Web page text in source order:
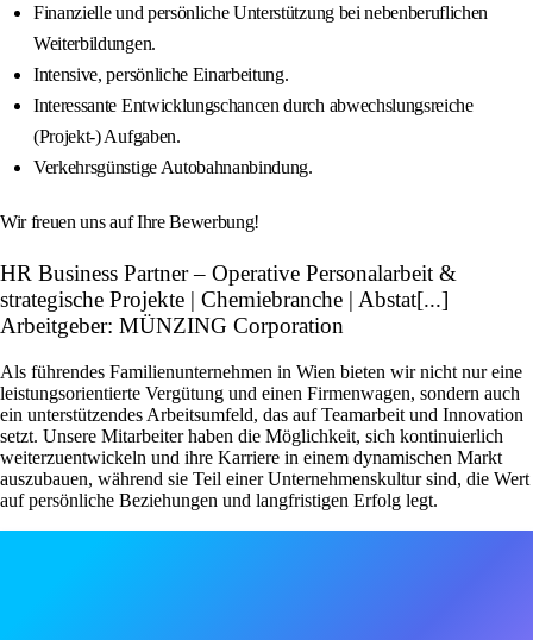
Finanzielle und persönliche Unterstützung bei nebenberuflichen
Weiterbildungen.
Intensive, persönliche Einarbeitung.
Interessante Entwicklungschancen durch abwechslungsreiche
(Projekt-) Aufgaben.
Verkehrsgünstige Autobahnanbindung.
Wir freuen uns auf Ihre Bewerbung!
HR Business Partner – Operative Personalarbeit &
strategische Projekte | Chemiebranche | Abstat[...]
Arbeitgeber: MÜNZING Corporation
Als führendes Familienunternehmen in Wien bieten wir nicht nur eine
leistungsorientierte Vergütung und einen Firmenwagen, sondern auch
ein unterstützendes Arbeitsumfeld, das auf Teamarbeit und Innovation
setzt. Unsere Mitarbeiter haben die Möglichkeit, sich kontinuierlich
weiterzuentwickeln und ihre Karriere in einem dynamischen Markt
auszubauen, während sie Teil einer Unternehmenskultur sind, die Wert
auf persönliche Beziehungen und langfristigen Erfolg legt.